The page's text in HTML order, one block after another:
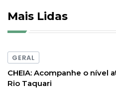
Mais Lidas
GERAL
CHEIA: Acompanhe o nível
Rio Taquari